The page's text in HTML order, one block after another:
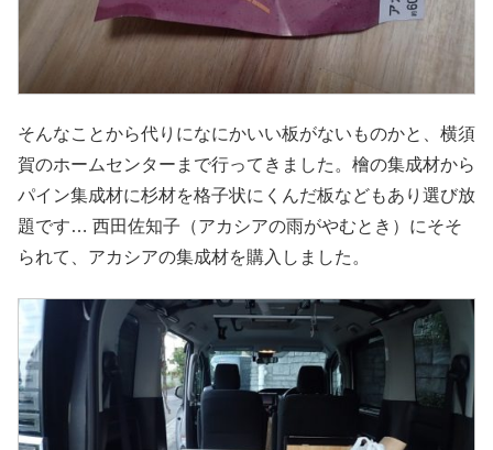
そんなことから代りになにかいい板がないものかと、横須
賀のホームセンターまで行ってきました。檜の集成材から
パイン集成材に杉材を格子状にくんだ板などもあり選び放
題です… 西田佐知子（アカシアの雨がやむとき）にそそ
られて、アカシアの集成材を購入しました。